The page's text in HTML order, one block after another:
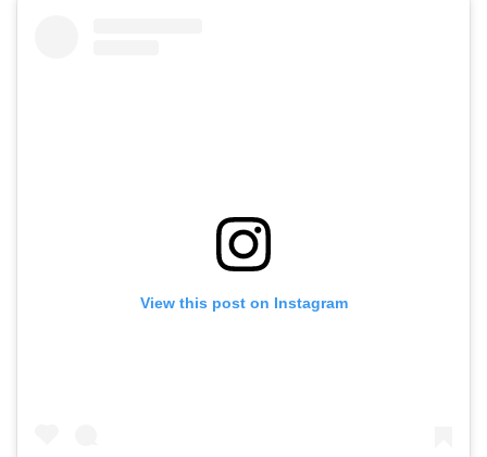
View this post on Instagram